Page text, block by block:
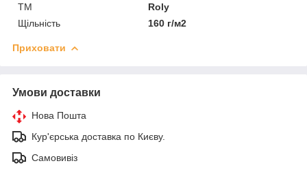
ТМ
Roly
Щільність
160 г/м2
Приховати
Умови доставки
Нова Пошта
Кур'єрська доставка по Києву.
Самовивіз